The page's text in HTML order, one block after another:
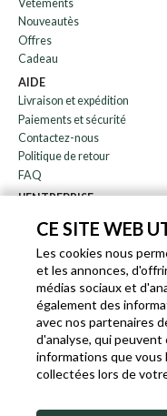
CE SITE WEB
Les cookies nous
et les annonces,
médias sociaux et
également des
avec nos partenaires
d'analyse, qui
informations que vous
collectées lors de
Vêtements
Nouveautès
Offres
Cadeau
AIDE
Livraison et expédition
Paiements et sécurité
Contactez-nous
Politique de retour
FAQ
L'ENTREPRISE
À propos de nous
Blog
Affiliation
EN IT FR DE